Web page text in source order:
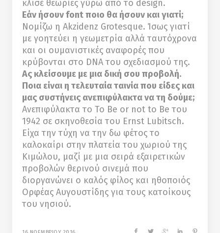
κλισέ θεωρίες γύρω από το design.
Εάν ήσουν font ποιο θα ήσουν και γιατί;
Νομίζω η Αkzidenz Grotesque. Ίσως γιατί
με γοητεύει η γεωμετρία αλλά ταυτόχρονα
και οι ουμανιστικές αναφορές που
κρύβονται στο DNA του σχεδιασμού της.
Ας κλείσουμε με μια δική σου προβολή.
Ποια είναι η τελευταία ταινία που είδες και
μας συστήνεις ανεπιφύλακτα να τη δούμε;
Ανεπιφύλακτα το To Βe or not to Βe του
1942 σε σκηνοθεσία του Ernst Lubitsch.
Eίχα την τύχη να την δω φέτος το
καλοκαίρι στην πλατεία του χωριού της
Κιμώλου, μαζί με μια σειρά εξαιρετικών
προβολών θερινού σινεμά που
διοργανώνει ο καλός φίλος και ηθοποιός
Ορφέας Αυγουστίδης για τους κατοίκους
του νησιού.